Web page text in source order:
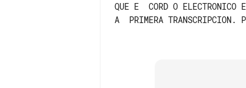
QUE E  CORD O
A  PRIMERA TRANSCRIPCION.